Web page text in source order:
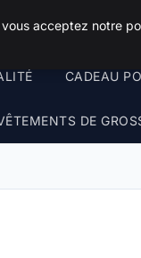
CADEAU
DE
acceptez notre